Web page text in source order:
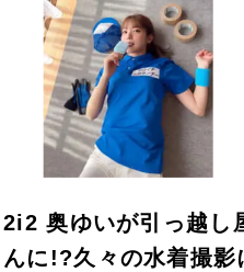
2i2 奥ゆいが引っ越し
んに!?久々の水着撮影